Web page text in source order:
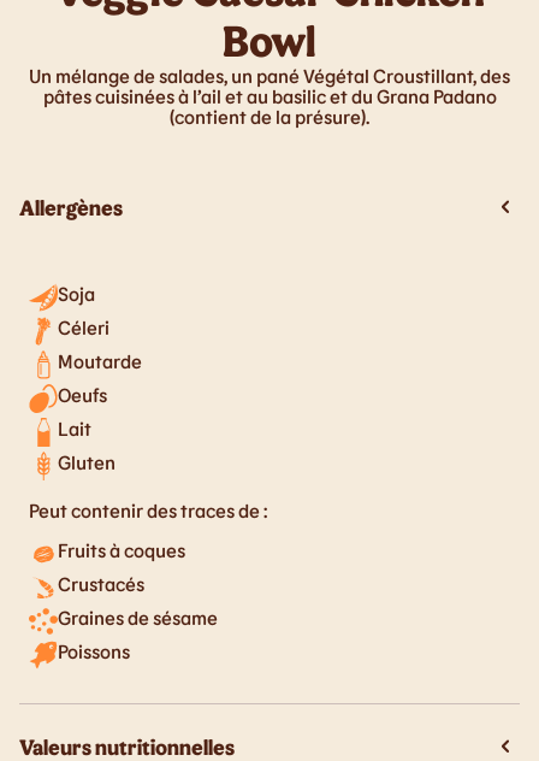
Bowl
Un mélange de salades, un pané Végétal Croustillant, des
pâtes cuisinées à l’ail et au basilic et du Grana Padano
(contient de la présure).
Allergènes
Soja
Céleri
Moutarde
Oeufs
Lait
Gluten
Peut contenir des traces de :
Fruits à coques
Crustacés
Graines de sésame
Poissons
Valeurs nutritionnelles